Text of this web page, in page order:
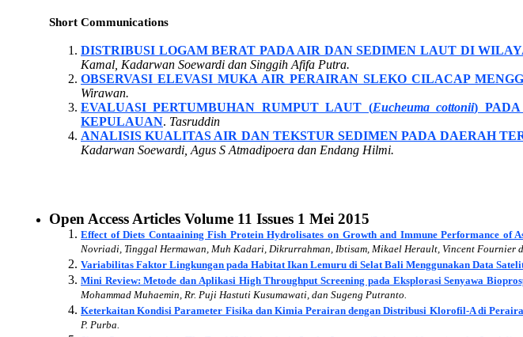
Short Communications
DISTRIBUSI LOGAM BERAT PADA AIR DAN SEDIMEN LAUT DI
Kamal, Kadarwan Soewardi dan Singgih Afifa Putra.
OBSERVASI ELEVASI MUKA AIR PERAIRAN SLEKO CILACAP
Wirawan.
EVALUASI PERTUMBUHAN RUMPUT LAUT (Eucheuma cottonii)
KEPULAUAN. Tasruddin
ANALISIS KUALITAS AIR DAN TEKSTUR SEDIMEN PADA DAERAH
Kadarwan Soewardi, Agus S Atmadipoera dan Endang Hilmi.
Open Access Articles Volume 11 Issues 1 Mei 2015
Effect of Diets Contaaining Fish Protein Hydrolisates on Growth and Immune Performance of
Novriadi, Tinggal Hermawan, Muh Kadari, Dikrurrahman, Ibtisam, Mikael Herault, Vincent Fournier
Variabilitas Faktor Lingkungan pada Habitat Ikan Lemuru di Selat Bali Menggunakan Data
Mini Review: Metode dan Aplikasi High Throughput Screening pada Eksplorasi Senyawa
Mohammad Muhaemin, Rr. Puji Hastuti Kusumawati, dan Sugeng Putranto.
Keterkaitan Kondisi Parameter Fisika dan Kimia Perairan dengan Distribusi Klorofil-A di
P. Purba.